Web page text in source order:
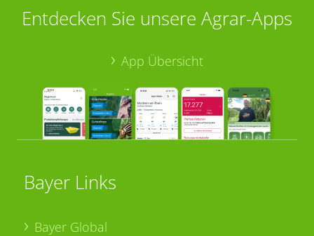
Entdecken Sie unsere Agrar-Apps
App Übersicht
Bayer Links
Bayer Global